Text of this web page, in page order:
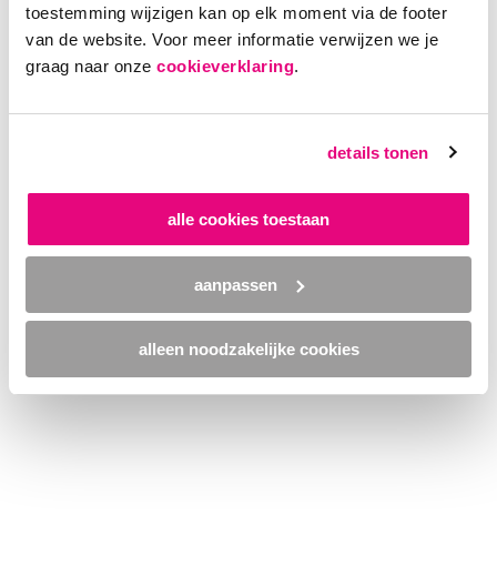
toestemming wijzigen kan op elk moment via de footer
van de website. Voor meer informatie verwijzen we je
graag naar onze cookieverklaring.
details tonen
alle cookies toestaan
aanpassen
alleen noodzakelijke cookies
Application error: a client-side exception has occurred (see the